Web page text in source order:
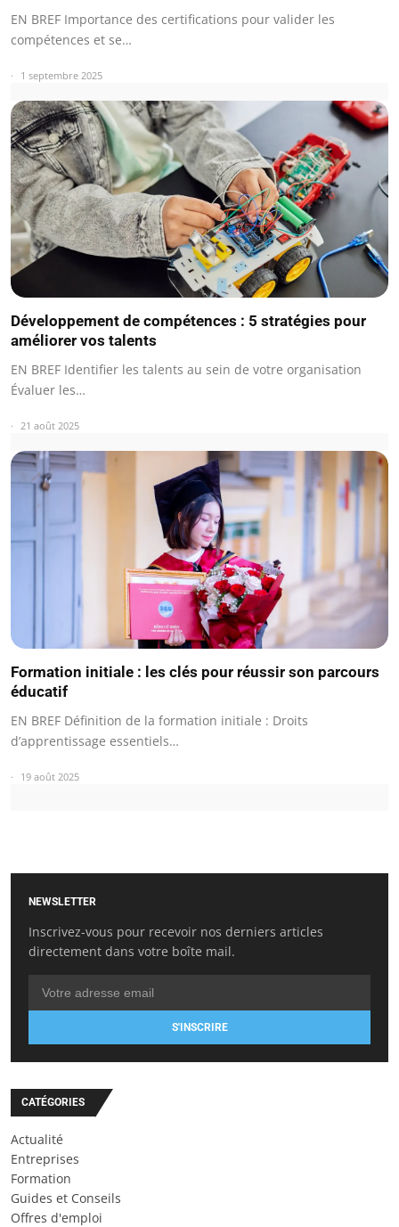
EN BREF Importance des certifications pour valider les
compétences et se…
1 septembre 2025
Développement de compétences : 5 stratégies pour
améliorer vos talents
EN BREF Identifier les talents au sein de votre organisation
Évaluer les…
21 août 2025
Formation initiale : les clés pour réussir son parcours
éducatif
EN BREF Définition de la formation initiale : Droits
d’apprentissage essentiels…
19 août 2025
NEWSLETTER
Inscrivez-vous pour recevoir nos derniers articles
directement dans votre boîte mail.
S'INSCRIRE
CATÉGORIES
Actualité
Entreprises
Formation
Guides et Conseils
Offres d'emploi